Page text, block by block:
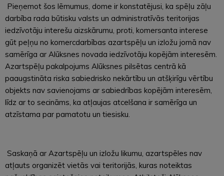
Pieņemot šos lēmumus, dome ir konstatējusi, ka spēļu zāļu
darbība rada būtisku valsts un administratīvās teritorijas
iedzīvotāju interešu aizskārumu, proti, komersanta interese
gūt peļņu no komercdarbības azartspēļu un izložu jomā nav
samērīga ar Alūksnes novada iedzīvotāju kopējām interesēm.
Azartspēļu pakalpojums Alūksnes pilsētas centrā kā
paaugstināta riska sabiedrisko nekārtību un atšķirīgu vērtību
objekts nav savienojams ar sabiedrības kopējām interesēm,
līdz ar to secināms, ka atļaujas atcelšana ir samērīga un
atzīstama par pamatotu un tiesisku.
Saskaņā ar Azartspēļu un izložu likumu, azartspēles nav
atļauts organizēt vietās vai teritorijās, kuras noteiktas